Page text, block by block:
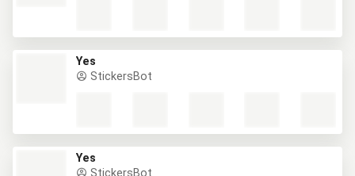
Yes
StickersBot
Yes
StickersBot